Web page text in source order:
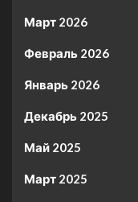
Март 2026
Февраль 2026
Январь 2026
Декабрь 2025
Май 2025
Март 2025